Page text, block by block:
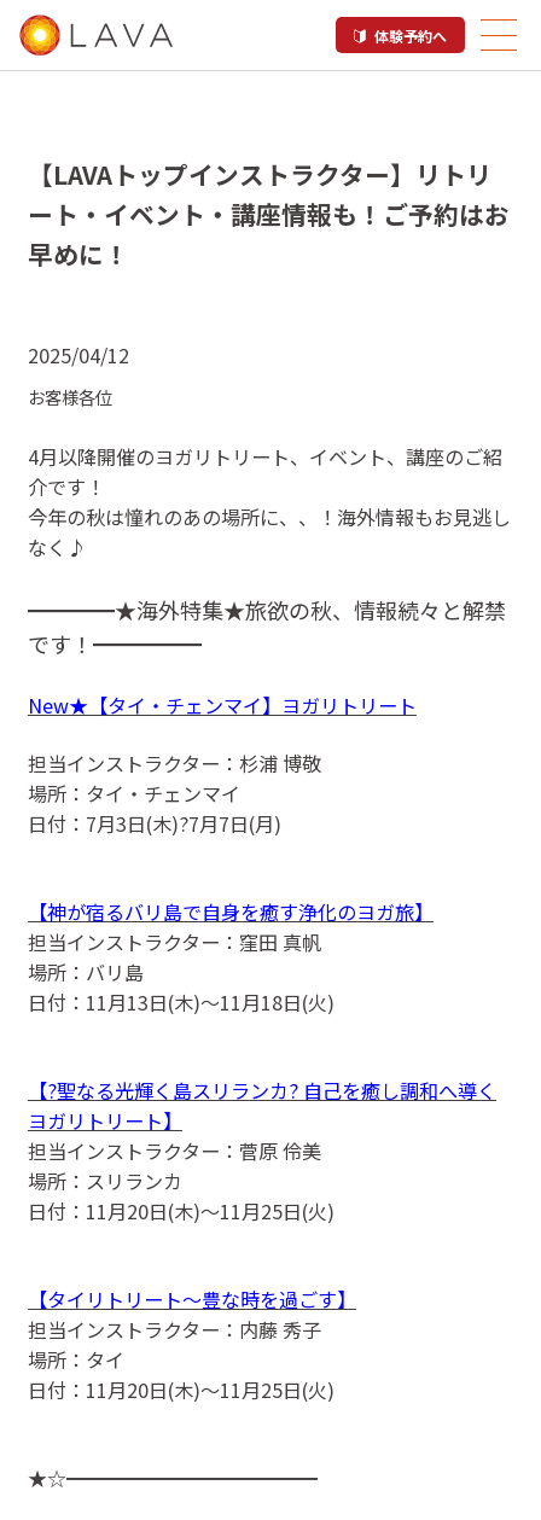
体験予約へ
【LAVAトップインストラクター】リトリ
ート・イベント・講座情報も！ご予約はお
早めに！
2025/04/12
お客様各位
4月以降開催のヨガリトリート、イベント、講座のご紹
介です！
今年の秋は憧れのあの場所に、、！海外情報もお見逃し
なく♪
━━━━★海外特集★旅欲の秋、情報続々と解禁
です！━━━━━
New★【タイ・チェンマイ】ヨガリトリート
担当インストラクター：杉浦 博敬
場所：タイ・チェンマイ
日付：7月3日(木)?7月7日(月)
【神が宿るバリ島で自身を癒す浄化のヨガ旅】
担当インストラクター：窪田 真帆
場所：バリ島
日付：11月13日(木)〜11月18日(火)
【?聖なる光輝く島スリランカ? 自己を癒し調和へ導く
ヨガリトリート】
担当インストラクター：菅原 伶美
場所：スリランカ
日付：11月20日(木)〜11月25日(火)
【タイリトリート〜豊な時を過ごす】
担当インストラクター：内藤 秀子
場所：タイ
日付：11月20日(木)〜11月25日(火)
★☆━━━━━━━━━━━━━